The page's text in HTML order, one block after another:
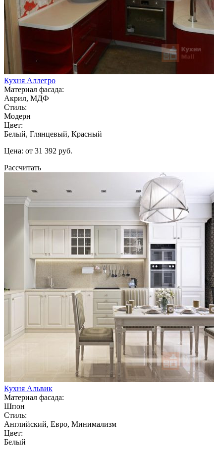
Кухня Аллегро
Материал фасада:
Акрил, МДФ
Стиль:
Модерн
Цвет:
Белый, Глянцевый, Красный
Цена: от 31 392 руб.
Рассчитать
Кухня Альвик
Материал фасада:
Шпон
Стиль:
Английский, Евро, Минимализм
Цвет:
Белый